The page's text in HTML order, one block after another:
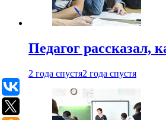
Педагог рассказал,
2 года спустя2 года спустя